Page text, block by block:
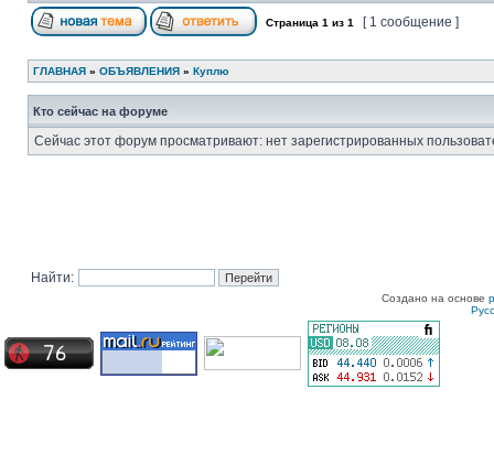
Страница 1 из 1 [ 1 сообщение ]
ГЛАВНАЯ » ОБЪЯВЛЕНИЯ » Куплю
Кто сейчас на форуме
Сейчас этот форум просматривают: нет зарегистрированных
Найти:
Создано на основе